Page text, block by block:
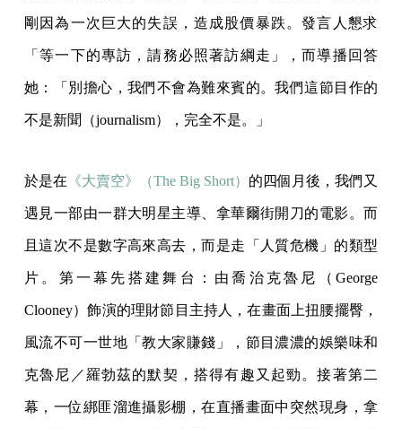
剛因為一次巨大的失誤，造成股價暴跌。發言人懇求
「等一下的專訪，請務必照著訪綱走」，而導播回答
她：「別擔心，我們不會為難來賓的。我們這節目作的
不是新聞（journalism），完全不是。」
於是在 《大賣空》（The Big Short） 的四個月後，我們又
遇見一部由一群大明星主導、拿華爾街開刀的電影。而
且這次不是數字高來高去，而是走「人質危機」的類型
片。第一幕先搭建舞台：由喬治克魯尼（George
Clooney）飾演的理財節目主持人，在畫面上扭腰擺臀，
風流不可一世地「教大家賺錢」，節目濃濃的娛樂味和
克魯尼／羅勃茲的默契，搭得有趣又起勁。接著第二
幕，一位綁匪溜進攝影棚，在直播畫面中突然現身，拿